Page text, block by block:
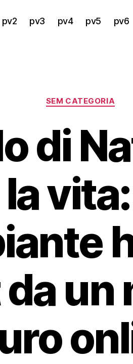
pv2 pv3 pv4 pv5 pv6
Categorias
SEM CATEGORIA
di
un